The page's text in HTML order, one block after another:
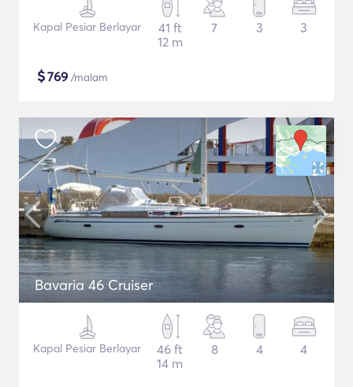
Kapal Pesiar Berlayar
41 ft
12 m
7 3 3
$769 /malam
Bavaria 46 Cruiser
Kapal Pesiar Berlayar
46 ft
14 m
8 4 4